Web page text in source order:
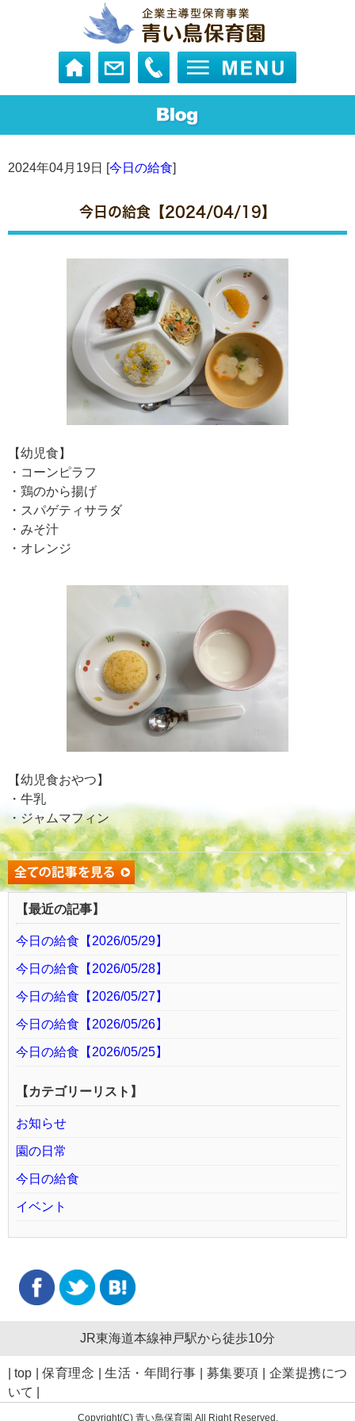
2024年04月19日 [今日の給食]
今日の給食【2024/04/19】
【幼児食】
・コーンピラフ
・鶏のから揚げ
・スパゲティサラダ
・みそ汁
・オレンジ
【幼児食おやつ】
・牛乳
・ジャムマフィン
【最近の記事】
今日の給食【2026/05/29】
今日の給食【2026/05/28】
今日の給食【2026/05/27】
今日の給食【2026/05/26】
今日の給食【2026/05/25】
【カテゴリーリスト】
お知らせ
園の日常
今日の給食
イベント
JR東海道本線神戸駅から徒歩10分
|top |保育理念 |生活・年間行事 募集要項
企業提携につ
いて
Copyright(C) 青い鳥保育園 All Right Reserved.